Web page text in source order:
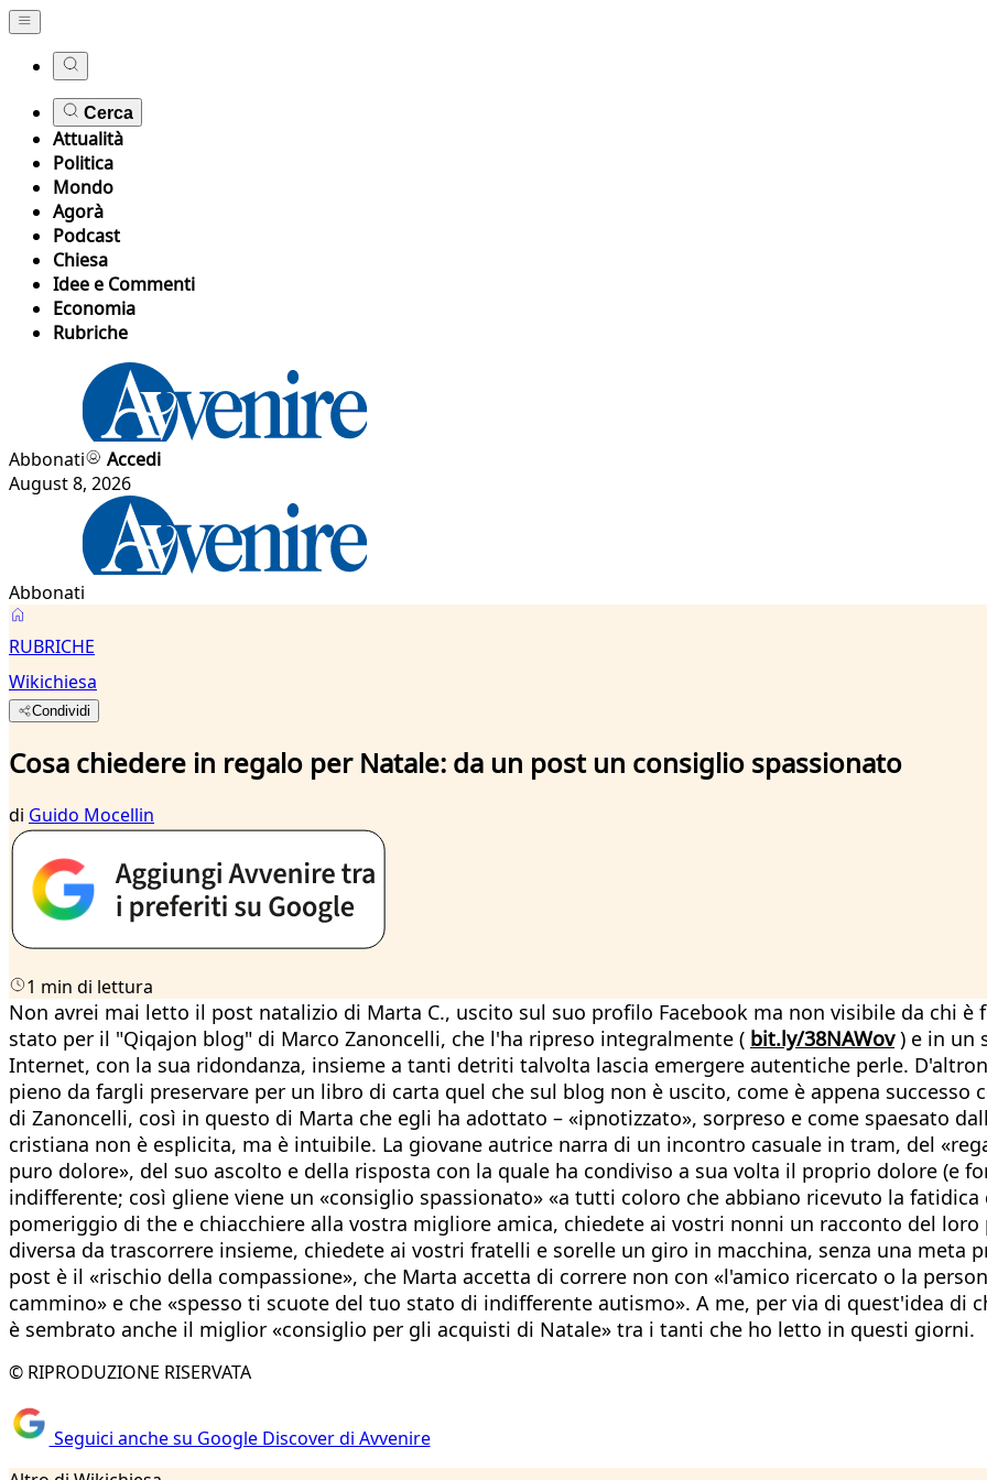
Cerca
Attualità
Politica
Mondo
Agorà
Podcast
Chiesa
Idee e Commenti
Economia
Rubriche
Abbonati
Accedi
August 8, 2026
Abbonati
RUBRICHE
Wikichiesa
Condividi
Cosa chiedere in regalo per Natale: da un post un consiglio spassionato
di Guido Mocellin
1 min di lettura
Non avrei mai letto il post natalizio di Marta C., uscito sul suo profilo Facebook ma non visibile da chi
stato per il "Qiqajon blog" di Marco Zanoncelli, che l'ha ripreso integralmente ( bit.ly/38NAWov) e in un
Internet, con la sua ridondanza, insieme a tanti detriti talvolta lascia emergere autentiche perle.
pieno da fargli preservare per un libro di carta quel che sul blog non è uscito, come è appena successo
di Zanoncelli, così in questo di Marta che egli ha adottato – «ipnotizzato», sorpreso e come spaesato
cristiana non è esplicita, ma è intuibile. La giovane autrice narra di un incontro casuale in tram, del
puro dolore», del suo ascolto e della risposta con la quale ha condiviso a sua volta il proprio dolore (e
indifferente; così gliene viene un «consiglio spassionato» «a tutti coloro che abbiano ricevuto la fatidica
pomeriggio di the e chiacchiere alla vostra migliore amica, chiedete ai vostri nonni un racconto del
diversa da trascorrere insieme, chiedete ai vostri fratelli e sorelle un giro in macchina, senza una meta
post è il «rischio della compassione», che Marta accetta di correre non con «l'amico ricercato o la
cammino» e che «spesso ti scuote del tuo stato di indifferente autismo». A me, per via di quest'idea di
è sembrato anche il miglior «consiglio per gli acquisti di Natale» tra i tanti che ho letto in questi giorni.
© RIPRODUZIONE RISERVATA
Seguici anche su Google Discover di Avvenire